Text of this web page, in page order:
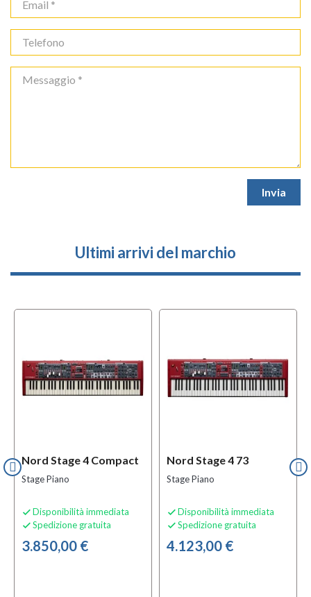
Ultimi arrivi del marchio
Nord Stage 4 Compact
Stage Piano
 Disponibilità immediata
 Spedizione gratuita
3.850,00 €
Nord Stage 4 73
Stage Piano
 Disponibilità immediata
 Spedizione gratuita
4.123,00 €